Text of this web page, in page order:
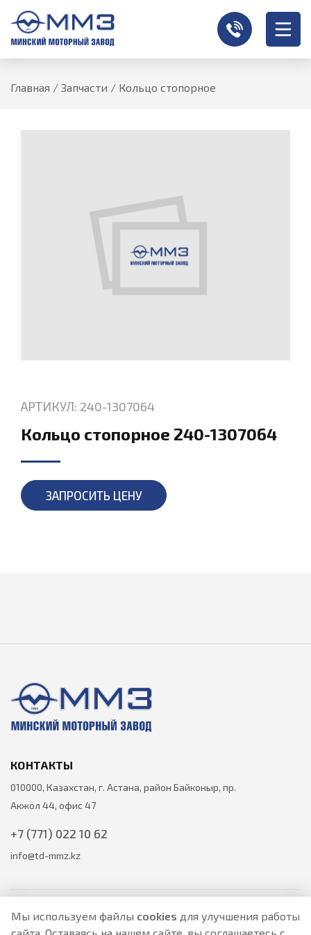
Главная / Запчасти / Кольцо стопорное
АРТИКУЛ: 240-1307064
Кольцо стопорное 240-1307064
ЗАПРОСИТЬ ЦЕНУ
Мы используем файлы cookies для улучшения работы
КОНТАКТЫ
010000, Казахстан, г. Астана, район Байконыр, пр.
Акжол 44, офис 47
+7 (771) 022 10 62
info@td-mmz.kz